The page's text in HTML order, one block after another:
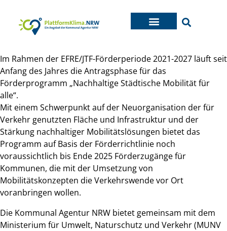
Im Rahmen der EFRE/JTF-Förderperiode 2021-2027 läuft seit
Anfang des Jahres die Antragsphase für das
Förderprogramm „Nachhaltige Städtische Mobilität für
alle“.
Mit einem Schwerpunkt auf der Neuorganisation der für
Verkehr genutzten Fläche und Infrastruktur und der
Stärkung nachhaltiger Mobilitätslösungen bietet das
Programm auf Basis der Förderrichtlinie noch
voraussichtlich bis Ende 2025 Förderzugänge für
Kommunen, die mit der Umsetzung von
Mobilitätskonzepten die Verkehrswende vor Ort
voranbringen wollen.
Die Kommunal Agentur NRW bietet gemeinsam mit dem
Ministerium für Umwelt, Naturschutz und Verkehr (MUNV